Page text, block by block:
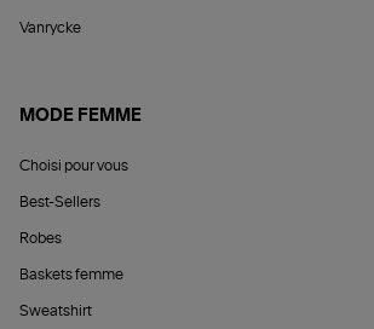
Vanrycke
MODE FEMME
Choisi pour vous
Best-Sellers
Robes
Baskets femme
Sweatshirt